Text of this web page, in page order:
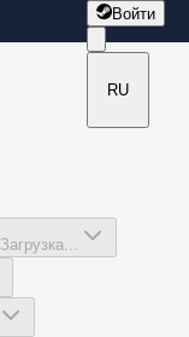
Войти
RU
Загрузка...